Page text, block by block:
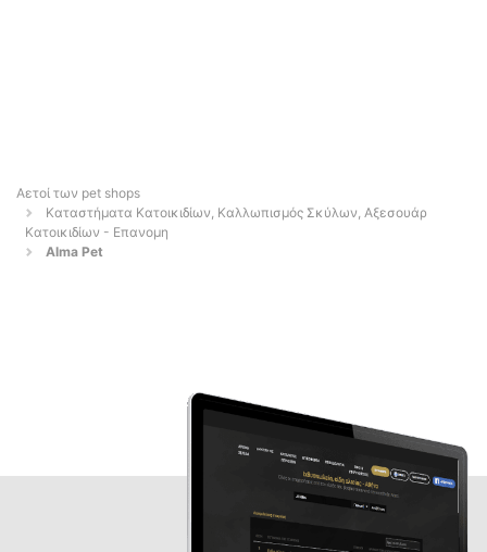
Αετοί των pet shops
Καταστήματα Κατοικιδίων, Καλλωπισμός Σκύλων, Αξεσουάρ
Κατοικιδίων - Επανομη
Alma Pet